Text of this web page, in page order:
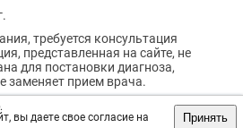
.
вы даете свое согласие на
Принять
требуется консультация
представленная на сайте, не
для постановки диагноза,
заменяет прием врача.
18+